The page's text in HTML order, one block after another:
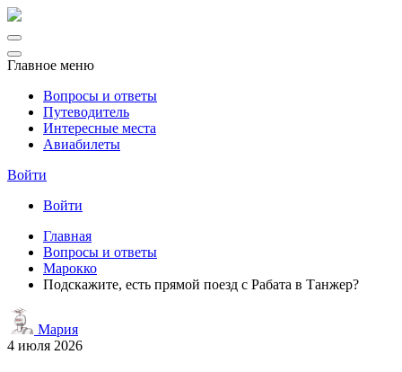
Главное меню
Вопросы и ответы
Путеводитель
Интересные места
Авиабилеты
Войти
Войти
Главная
Вопросы и ответы
Марокко
Подскажите, есть прямой поезд с Рабата в Танжер?
Мария
4 июля 2026